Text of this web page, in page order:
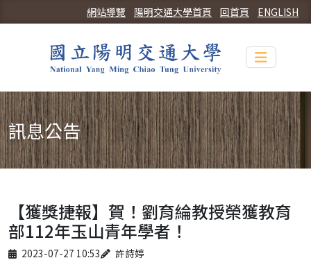
ENGLISH
回首頁
陽明交通大學首頁
網站導覽
Toggle
訊息公告
【獲獎捷報】賀！劉育綸教授榮獲教育
部112年玉山青年學者！
Published on
2023-07-27 10:53
Author 許詩婷